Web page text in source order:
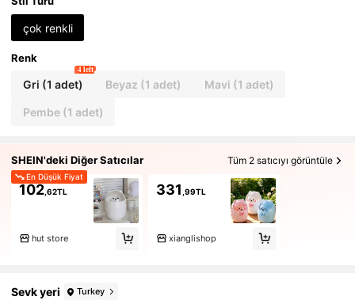
n Mükemmel Hediye
çok renkli
Renk
Gri (1 adet)
4 left
Beyaz (1 adet) Mavi (1 adet)
Pembe (1 adet)
SHEIN'deki Diğer Satıcılar Tüm 2 satıcıyı görüntüle
En Düşük Fiyat
102,62TL
hut store
331 ,99TL
xianglishop
Sevk yeri Turkey